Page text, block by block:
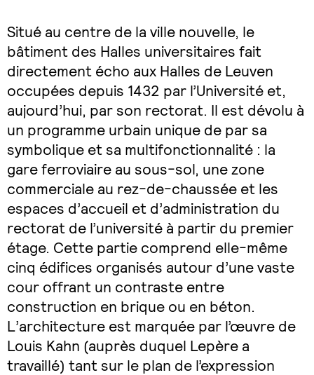
Situé au centre de la ville nouvelle, le
bâtiment des Halles universitaires fait
directement écho aux Halles de Leuven
occupées depuis 1432 par l’Université et,
aujourd’hui, par son rectorat. Il est dévolu à
un programme urbain unique de par sa
symbolique et sa multifonctionnalité : la
gare ferroviaire au sous-sol, une zone
commerciale au rez-de-chaussée et les
espaces d’accueil et d’administration du
rectorat de l’université à partir du premier
étage. Cette partie comprend elle-même
cinq édifices organisés autour d’une vaste
cour offrant un contraste entre
construction en brique ou en béton.
L’architecture est marquée par l’œuvre de
Louis Kahn (auprès duquel Lepère a
travaillé) tant sur le plan de l’expression